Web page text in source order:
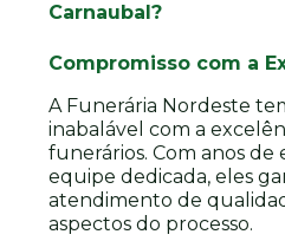
Carnaubal?
Compromisso com a
A Funerária Nordeste
inabalável com a
funerários. Com anos de
equipe dedicada, eles
atendimento de
aspectos do processo.